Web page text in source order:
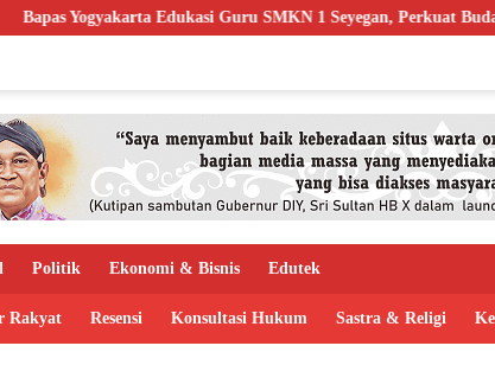
Guru SMKN 1 Seyegan, Perkuat Budaya Sadar Hukum di
Politik Ekonomi & Bisnis Edutek
Rakyat Resensi Konsultasi Hukum Sastra & Religi